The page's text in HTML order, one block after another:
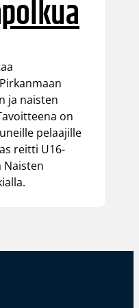
ja naisten
on
pelaajille
reitti U16-
Naisten